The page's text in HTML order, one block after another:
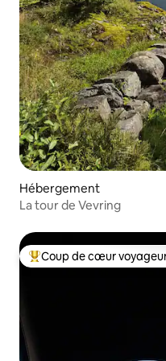
Hébergement
La tour de Vevring
Coups de cœur voyageurs
Coup de cœur